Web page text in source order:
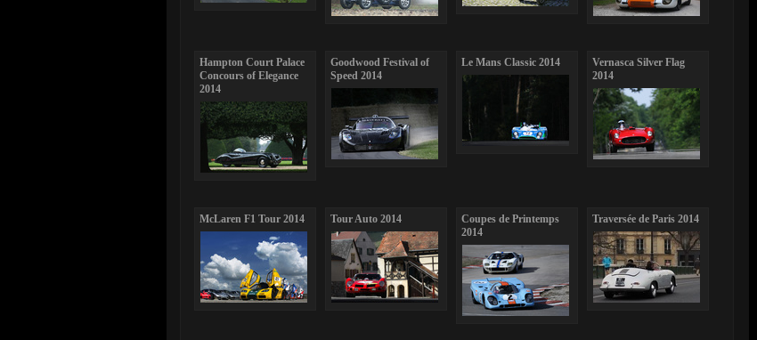
Hampton Court Palace
Concours of Elegance
2014
Goodwood Festival of
Speed 2014
Le Mans Classic 2014
Vernasca Silver Flag
2014
McLaren F1 Tour 2014 Tour Auto 2014
Coupes de Printemps
2014
Traversée de Paris 2014